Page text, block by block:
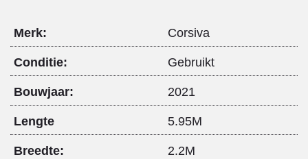
Merk: Corsiva
Conditie: Gebruikt
Bouwjaar: 2021
Lengte 5.95M
Breedte: 2.2M